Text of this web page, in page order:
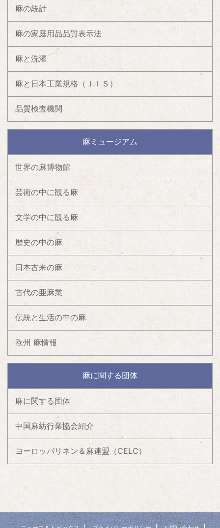
麻の統計
麻の家庭用品品質表示法
麻と洗濯
麻と日本工業規格（ＪＩＳ）
品質検査機関
麻ミュージアム
世界の麻博物館
芸術の中に観る麻
文学の中に観る麻
歴史の中の麻
日本古来の麻
古代の亜麻業
伝統と生活の中の麻
欧州 麻情報
麻に関する団体
麻に関する団体
中国麻紡行業協会紹介
ヨーロッパリネン＆麻連盟（CELC）